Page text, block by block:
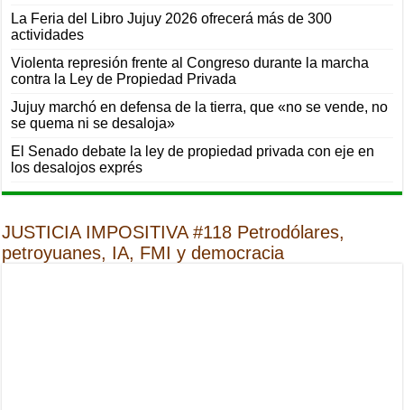
La Feria del Libro Jujuy 2026 ofrecerá más de 300
actividades
Violenta represión frente al Congreso durante la marcha
contra la Ley de Propiedad Privada
Jujuy marchó en defensa de la tierra, que «no se vende, no
se quema ni se desaloja»
El Senado debate la ley de propiedad privada con eje en
los desalojos exprés
JUSTICIA IMPOSITIVA #118 Petrodólares,
petroyuanes, IA, FMI y democracia